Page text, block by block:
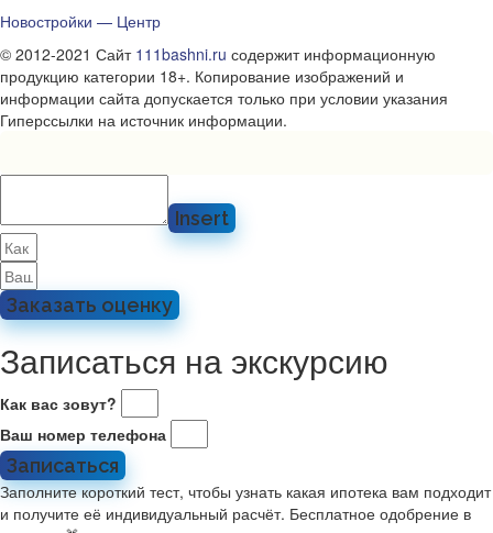
Новостройки — Центр
© 2012-2021 Сайт 111bashni.ru содержит информационную
продукцию категории 18+. Копирование изображений и
информации сайта допускается только при условии указания
Гиперссылки на источник информации.
Insert
Заказать оценку
Записаться на экскурсию
Как вас зовут?
Ваш номер телефона
Записаться
Заполните короткий тест, чтобы узнать какая ипотека вам подходит
и получите её индивидуальный расчёт. Бесплатное одобрение в